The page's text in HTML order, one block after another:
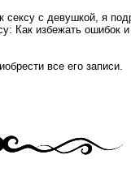
с девушкой, я
Как избежать ошибок
все его записи.